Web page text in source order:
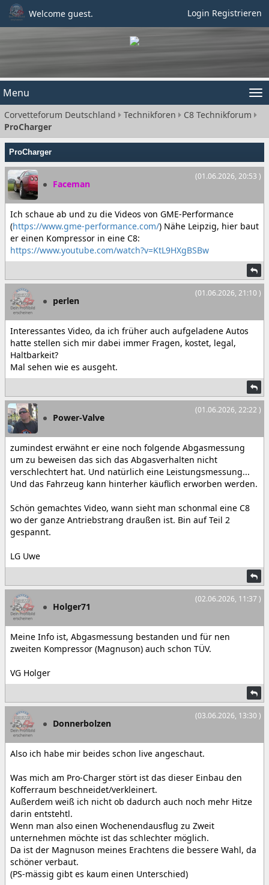
Welcome guest. Login Registrieren
Menu
Corvetteforum Deutschland Technikforen
C8 Technikforum
ProCharger
ProCharger
(01.06.2026, 20:53 )
Faceman
Ich schaue ab und zu die Videos von GME-Performance
(https://www.gme-performance.com/) Nähe Leipzig, hier baut
er einen Kompressor in eine C8:
https://www.youtube.com/watch?v=KtL9HXgBSBw
(01.06.2026, 21:10 )
perlen
Interessantes Video, da ich früher auch aufgeladene Autos
hatte stellen sich mir dabei immer Fragen, kostet, legal,
Haltbarkeit?
Mal sehen wie es ausgeht.
(01.06.2026, 22:22 )
Power-Valve
zumindest erwähnt er eine noch folgende Abgasmessung
um zu beweisen das sich das Abgasverhalten nicht
verschlechtert hat. Und natürlich eine Leistungsmessung...
Und das Fahrzeug kann hinterher käuflich erworben werden.
Schön gemachtes Video, wann sieht man schonmal eine C8
wo der ganze Antriebstrang draußen ist. Bin auf Teil 2
gespannt.
LG Uwe
(02.06.2026, 11:37 )
Holger71
Meine Info ist, Abgasmessung bestanden und für nen
zweiten Kompressor (Magnuson) auch schon TÜV.
VG Holger
(03.06.2026, 13:30 )
Donnerbolzen
Also ich habe mir beides schon live angeschaut.
Was mich am Pro-Charger stört ist das dieser Einbau den
Kofferraum beschneidet/verkleinert.
Außerdem weiß ich nicht ob dadurch auch noch mehr Hitze
darin entstehtl.
Wenn man also einen Wochenendausflug zu Zweit
unternehmen möchte ist das schlechter möglich.
Da ist der Magnuson meines Erachtens die bessere Wahl, da
schöner verbaut.
(PS-mässig gibt es kaum einen Unterschied)